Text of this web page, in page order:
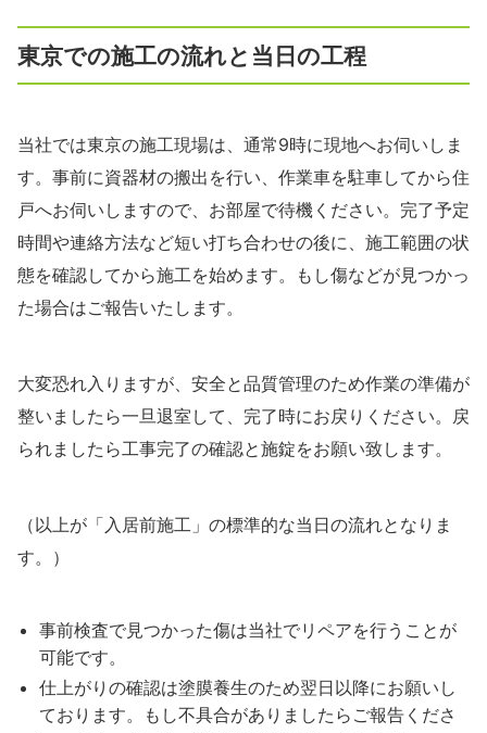
東京での施工の流れと当日の工程
当社では東京の施工現場は、通常9時に現地へお伺いしま
す。事前に資器材の搬出を行い、作業車を駐車してから住
戸へお伺いしますので、お部屋で待機ください。完了予定
時間や連絡方法など短い打ち合わせの後に、施工範囲の状
態を確認してから施工を始めます。もし傷などが見つかっ
た場合はご報告いたします。
大変恐れ入りますが、安全と品質管理のため作業の準備が
整いましたら一旦退室して、完了時にお戻りください。戻
られましたら工事完了の確認と施錠をお願い致します。
（以上が「入居前施工」の標準的な当日の流れとなりま
す。）
事前検査で見つかった傷は当社でリペアを行うことが
可能です。
仕上がりの確認は塗膜養生のため翌日以降にお願いし
ております。もし不具合がありましたらご報告くださ